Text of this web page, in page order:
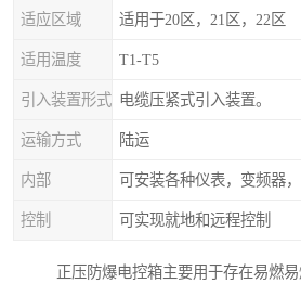
适应区域 适用于20区，21区，22区
适用温度 T1-T5
引入装置形式 电缆压紧式引入装置。
运输方式 陆运
内部
控制 可实现就地和远程控制
正压防爆电控箱主要用于存在易燃